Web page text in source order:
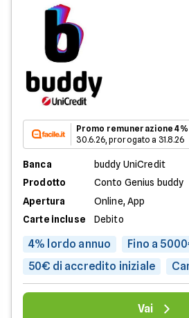
Promo remunerazione
30.6.26, prorogato a 31.8.26
Banca
buddy UniCredit
Prodotto
Conto Genius buddy
Apertura
Online, App
Carte incluse
Debito
4% lordo annuo
Fino a
50€ di accredito iniziale
Vai